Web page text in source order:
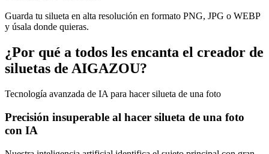
Guarda tu silueta en alta resolución en formato PNG, JPG o WEBP
y úsala donde quieras.
¿Por qué a todos les encanta el creador de
siluetas de AIGAZOU?
Tecnología avanzada de IA para hacer silueta de una foto
Precisión insuperable al hacer silueta de una foto
con IA